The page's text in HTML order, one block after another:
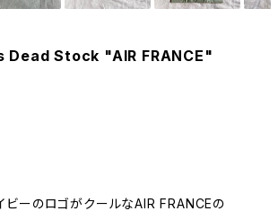
Dead Stock "AIR FRANCE"
ビーのロゴがクールなAIR FRANCEの